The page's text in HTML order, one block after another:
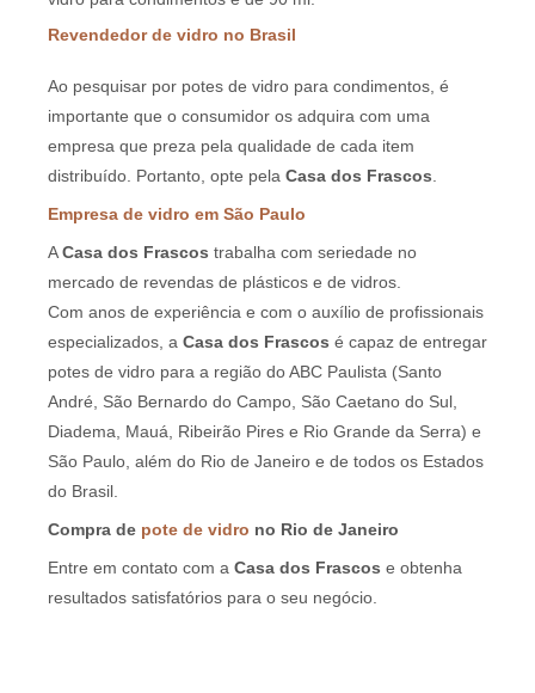
Revendedor de vidro no Brasil
Ao pesquisar por potes de vidro para condimentos, é
importante que o consumidor os adquira com uma
empresa que preza pela qualidade de cada item
distribuído. Portanto, opte pela Casa dos Frascos
Empresa de vidro em São Paulo
ACasa dos Frascos trabalha com seriedade no
mercado de revendas de plásticos e de vidros.
Com anos de experiência e com o auxílio de profissionais
especializados, a Casa dos Frascos é capaz de entregar
potes de vidro para a região do ABC Paulista (Santo
André, São Bernardo do Campo, São Caetano do Sul,
Diadema, Mauá, Ribeirão Pires e Rio Grande da Serra) e
São Paulo, além do Rio de Janeiro e de todos os Estados
do Brasil.
Compra de pote de vidro no Rio de Janeiro
Entre em contato com a Casa dos Frascos e obtenha
resultados satisfatórios para o seu negócio.